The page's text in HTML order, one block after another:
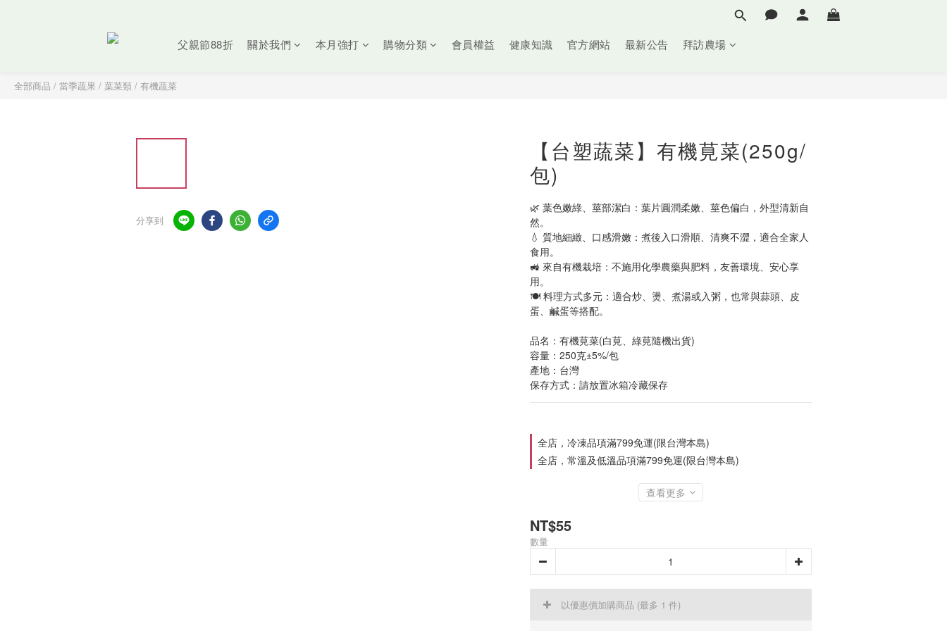
父親節88折 關於我們 本月強打 購物分類 會員權益 健康知識 官方網站 最新公告 拜訪農場
全部商品 / 當季蔬果 / 葉菜類 / 有機蔬菜
分享到
【台塑蔬菜】有機莧菜(250g/
包)
🌿 葉色嫩綠、莖部潔白：葉片圓潤柔嫩、莖色偏白，外型清新自
然。
💧 質地細緻、口感滑嫩：煮後入口滑順、清爽不澀，適合全家人
食用。
🚜 來自有機栽培：不施用化學農藥與肥料，友善環境、安心享
用。
🍽️ 料理方式多元：適合炒、燙、煮湯或入粥，也常與蒜頭、皮
蛋、鹹蛋等搭配。
品名：有機莧菜(白莧、綠莧隨機出貨)
容量：250克±5%/包
產地：台灣
保存方式：請放置冰箱冷藏保存
全店，冷凍品項滿799免運(限台灣本島)
全店，常溫及低溫品項滿799免運(限台灣本島)
查看更多
NT$55
數量
以優惠價加購商品 (最多 1 件)